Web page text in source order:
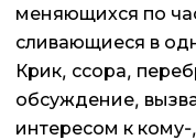
меняющихся по
сливающиеся в
Крик, ссора,
обсуждение,
интересом к